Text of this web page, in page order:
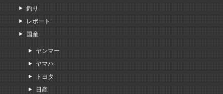
釣り
レポート
国産
ヤンマー
ヤマハ
トヨタ
日産